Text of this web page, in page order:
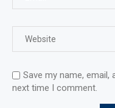
Save my name,
next time I comment.